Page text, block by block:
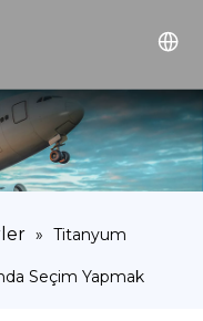
» Titanyum
Seçim Yapmak